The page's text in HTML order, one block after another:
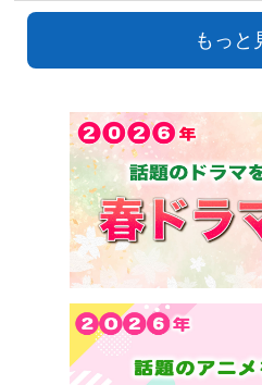
もっと